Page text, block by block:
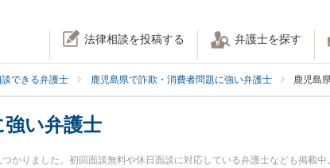
法律相談を投稿する 弁護士を探す
できる弁護士 鹿児島県で詐欺・消費者問題に強い弁護士 鹿児島
強い弁護士
かりました。初回面談無料や休日面談に対応している弁護士なども掲載